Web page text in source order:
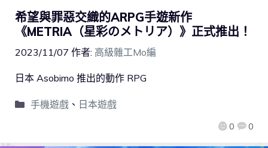
希望與罪惡交織的ARPG手遊新作
《METRIA（星彩のメトリア）》正式推出！
2023/11/07 作者: 高級雜工Mo編
0 0
日本 Asobimo 推出的動作 RPG
手機遊戲、 日本遊戲